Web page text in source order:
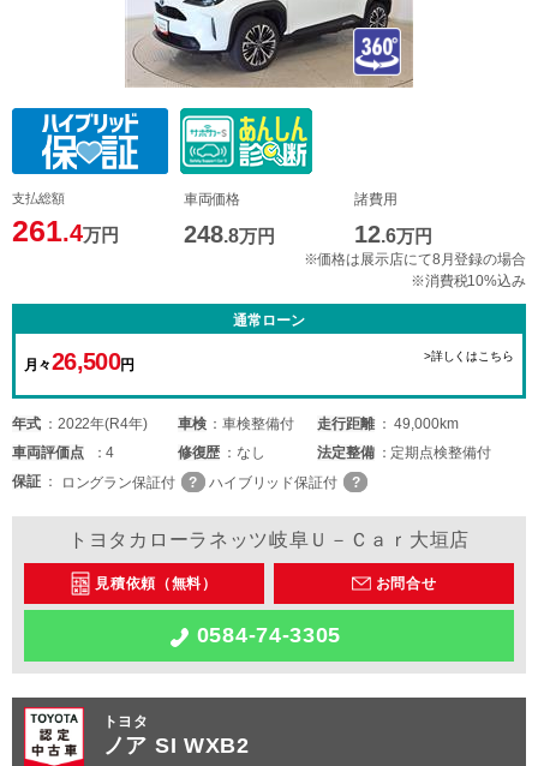
支払総額
261.4万円
車両価格
248.8万円
諸費用
12.6万円
※価格は展示店にて8月登録の場合
※消費税10%込み
通常ローン
月々26,500円
>詳しくはこちら
年式 2022年(R4年) 車検 車検整備付 走行距離
49,000km
車両評価点 4 修復歴 なし 法定整備
定期点検整備付
保証
ロングラン保証付 ハイブリッド保証付
トヨタカローラネッツ岐阜Ｕ－Ｃａｒ大垣店
見積依頼（無料） お問合せ
0584-74-3305
トヨタ
ノア SI WXB2